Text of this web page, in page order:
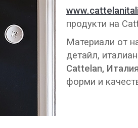
продукти на
Материали от
детайл,
Cattelan,
форми и